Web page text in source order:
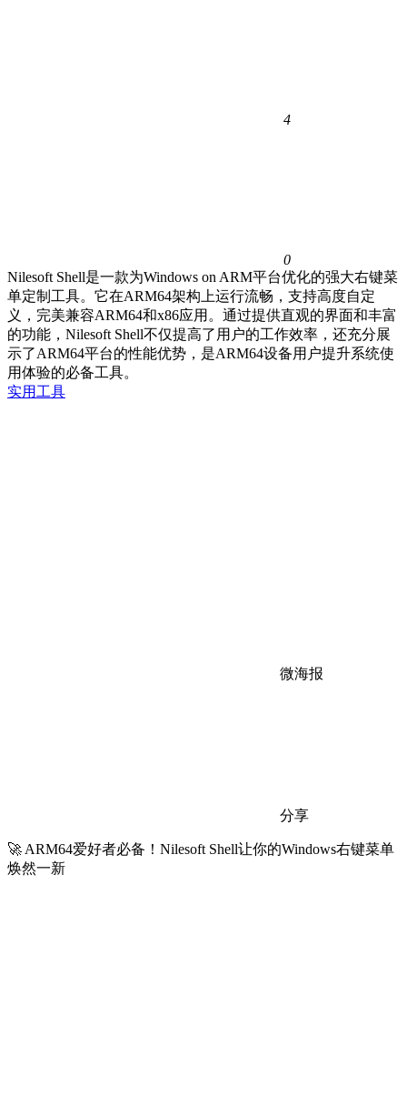
4
0
Nilesoft Shell是一款为Windows on ARM平台优化的强大右键菜
单定制工具。它在ARM64架构上运行流畅，支持高度自定
义，完美兼容ARM64和x86应用。通过提供直观的界面和丰富
的功能，Nilesoft Shell不仅提高了用户的工作效率，还充分展
示了ARM64平台的性能优势，是ARM64设备用户提升系统使
用体验的必备工具。
实用工具
微海报
分享
🚀 ARM64爱好者必备！Nilesoft Shell让你的Windows右键菜单
焕然一新